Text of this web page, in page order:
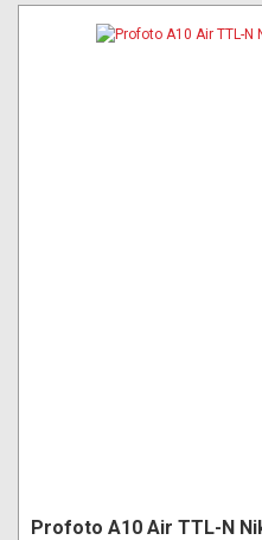
Profoto A10 Air TTL-N